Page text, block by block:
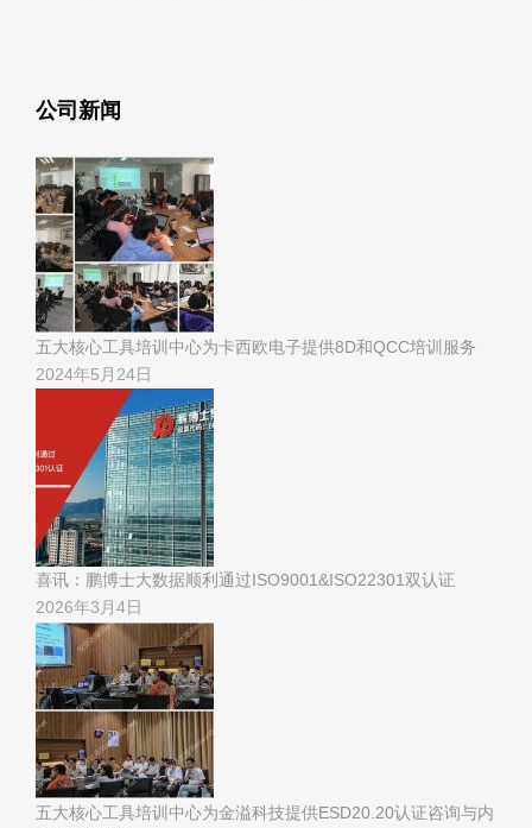
公司新闻
五大核心工具培训中心为卡西欧电子提供8D和QCC培训服务
2024年5月24日
喜讯：鹏博士大数据顺利通过ISO9001&ISO22301双认证
2026年3月4日
五大核心工具培训中心为金溢科技提供ESD20.20认证咨询与内